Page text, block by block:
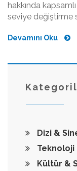
hakkında
seviye değiştirme
Devamını Oku
Dizi &
Teknoloji
Kültür &